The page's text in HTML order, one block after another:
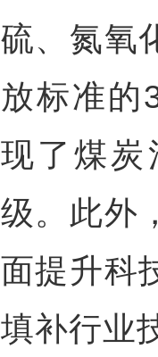
硫、氮氧
放标准的
现了煤炭
级。此外
面提升科
填补行业